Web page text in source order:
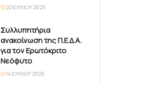
22 ΙΟΥΛΊΟΥ 2025
Συλλυπητήρια
ανακοίνωση της Π.Ε.Δ.Α.
για τον Ερωτόκριτο
Νεόφυτο
14 ΙΟΥΛΊΟΥ 2025